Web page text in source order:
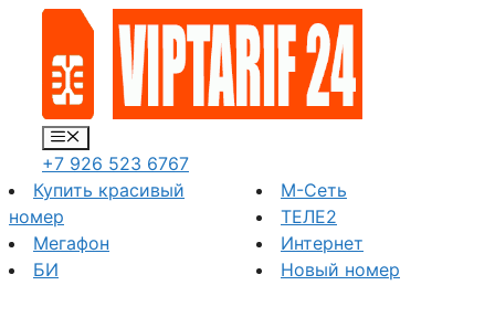
содержимому
Меню
+7 926 523 6767
Купить красивый
номер
Мегафон
БИ
М-Сеть
ТЕЛЕ2
Интернет
Новый номер